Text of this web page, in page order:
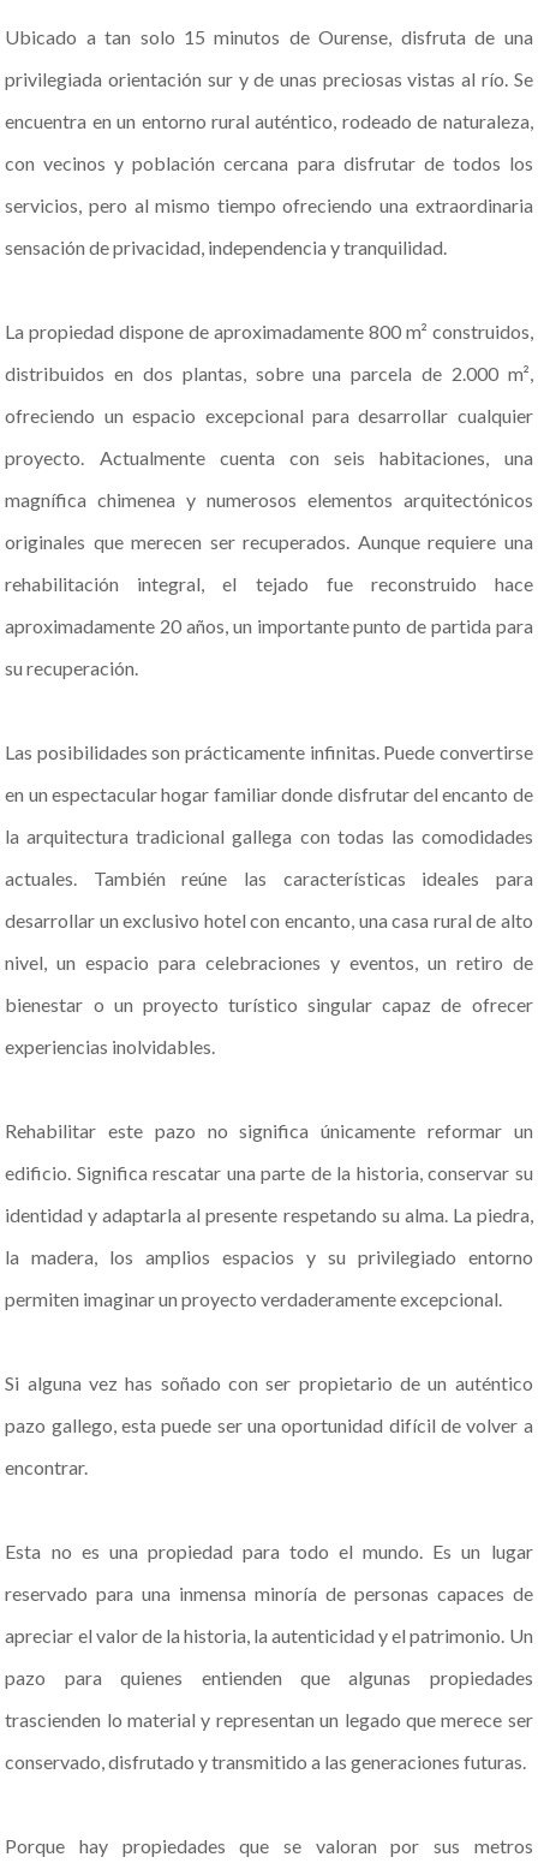
Ubicado a tan solo 15 minutos de Ourense, disfruta de una
privilegiada orientación sur y de unas preciosas vistas al río. Se
encuentra en un entorno rural auténtico, rodeado de naturaleza,
con vecinos y población cercana para disfrutar de todos los
servicios, pero al mismo tiempo ofreciendo una extraordinaria
sensación de privacidad, independencia y tranquilidad.
La propiedad dispone de aproximadamente 800 m² construidos,
distribuidos en dos plantas, sobre una parcela de 2.000 m²,
ofreciendo un espacio excepcional para desarrollar cualquier
proyecto. Actualmente cuenta con seis habitaciones, una
magnífica chimenea y numerosos elementos arquitectónicos
originales que merecen ser recuperados. Aunque requiere una
rehabilitación integral, el tejado fue reconstruido hace
aproximadamente 20 años, un importante punto de partida para
su recuperación.
Las posibilidades son prácticamente infinitas. Puede convertirse
en un espectacular hogar familiar donde disfrutar del encanto de
la arquitectura tradicional gallega con todas las comodidades
actuales. También reúne las características ideales para
desarrollar un exclusivo hotel con encanto, una casa rural de alto
nivel, un espacio para celebraciones y eventos, un retiro de
bienestar o un proyecto turístico singular capaz de ofrecer
experiencias inolvidables.
Rehabilitar este pazo no significa únicamente reformar un
edificio. Significa rescatar una parte de la historia, conservar su
identidad y adaptarla al presente respetando su alma. La piedra,
la madera, los amplios espacios y su privilegiado entorno
permiten imaginar un proyecto verdaderamente excepcional.
Si alguna vez has soñado con ser propietario de un auténtico
pazo gallego, esta puede ser una oportunidad difícil de volver a
encontrar.
Esta no es una propiedad para todo el mundo. Es un lugar
reservado para una inmensa minoría de personas capaces de
apreciar el valor de la historia, la autenticidad y el patrimonio. Un
pazo para quienes entienden que algunas propiedades
trascienden lo material y representan un legado que merece ser
conservado, disfrutado y transmitido a las generaciones futuras.
Porque hay propiedades que se valoran por sus metros